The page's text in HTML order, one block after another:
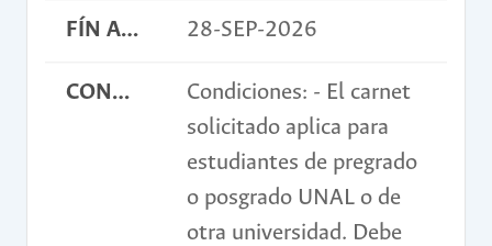
FÍN ACTIVIDAD 28-SEP-2026
CONDICIONES
Condiciones: - El carnet
solicitado aplica para
estudiantes de pregrado
o posgrado UNAL o de
otra universidad. Debe